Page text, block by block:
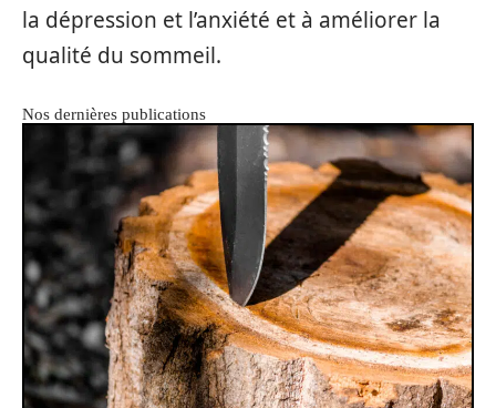
la dépression et l’anxiété et à améliorer la
qualité du sommeil.
Nos dernières publications